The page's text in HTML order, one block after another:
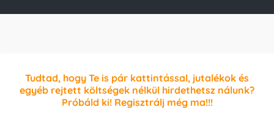
Tudtad, hogy Te is pár kattintással, jutalékok és
egyéb rejtett költségek nélkül hirdethetsz nálunk?
Próbáld ki! Regisztrálj még ma!!!